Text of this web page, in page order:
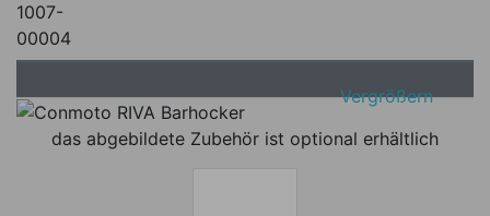
1007-
00004
Vergrößern
das abgebildete Zubehör ist optional erhältlich